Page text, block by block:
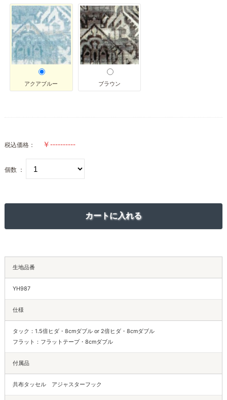
アクアブルー ブラウン
税込価格：
個数 ：
生地品番
YH987
仕様
タック：1.5倍ヒダ・8cmダブル or 2倍ヒダ・8cmダブル
フラット：フラットテープ・8cmダブル
付属品
共布タッセル アジャスターフック